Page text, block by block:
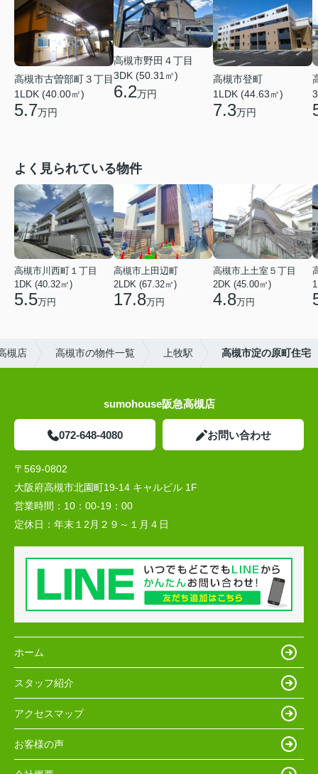
高槻市古曽部町３丁目
1LDK (40.00㎡)
5.7万円
高槻市野田４丁目
3DK (50.31㎡)
6.2万円
高槻市登町
1LDK (44.63㎡)
7.3万円
よく見られている物件
高槻市川西町１丁目
1DK (40.32㎡)
5.5万円
高槻市上田辺町
2LDK (67.32㎡)
17.8万円
高槻市上土室５丁目
2DK (45.00㎡)
4.8万円
槻店 高槻市の物件一覧 上牧駅 高槻市淀の原町住宅
sumohouse阪急高槻店
072-648-4080 お問い合わせ
〒569-0802
大阪府高槻市北園町19-14 キャルビル 1F
営業時間： 10：00-19：00
定休日： 年末１2月２９～１月４日
ホーム
スタッフ紹介
アクセスマップ
お客様の声